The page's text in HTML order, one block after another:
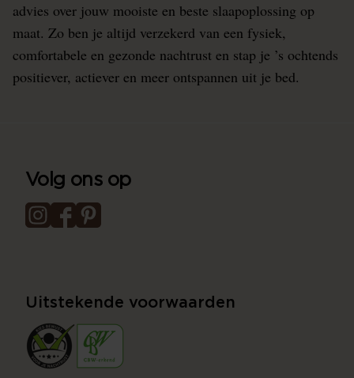
advies over jouw mooiste en beste slaapoplossing op
maat. Zo ben je altijd verzekerd van een fysiek,
comfortabele en gezonde nachtrust en stap je ’s ochtends
positiever, actiever en meer ontspannen uit je bed.
Volg ons op
Uitstekende voorwaarden